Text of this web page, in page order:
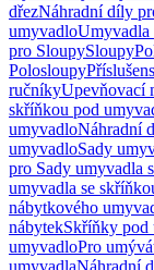
dřezNáhradní díly
umyvadloUmyvadla
pro SloupySloupy
Polosloupy
ručníkyUpevňovací
skříňkou pod
umyvadloNáhradní
umyvadloSady
pro Sady umyvadla
umyvadla se
nábytkového
nábytekSkříňky pod
umyvadloPro
umyvadlaNáhradní